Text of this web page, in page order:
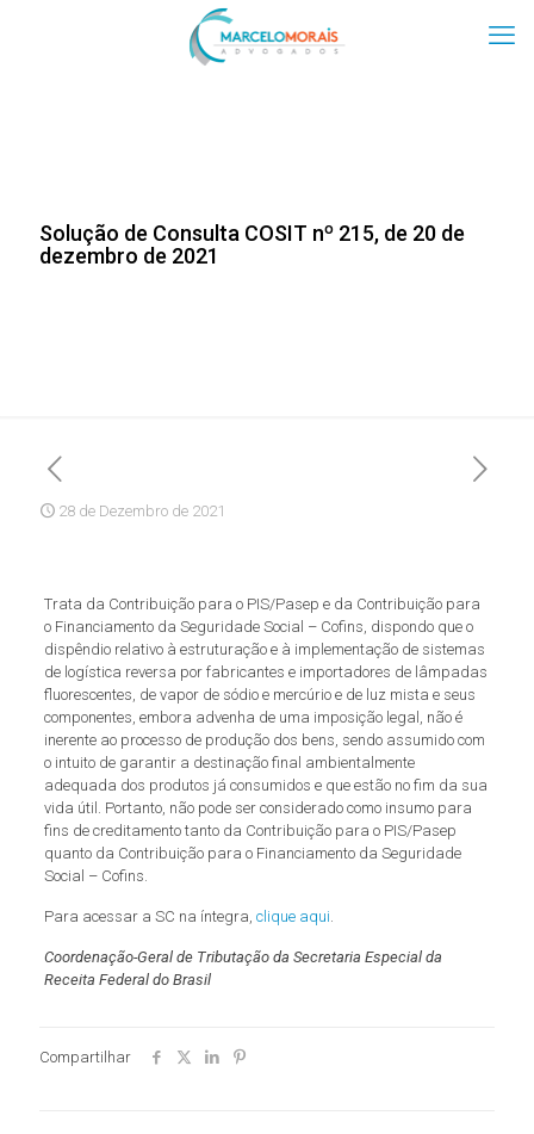
Solução de Consulta COSIT nº 215, de 20 de
dezembro de 2021
28 de Dezembro de 2021
Trata da Contribuição para o PIS/Pasep e da Contribuição para
o Financiamento da Seguridade Social – Cofins, dispondo que o
dispêndio relativo à estruturação e à implementação de sistemas
de logística reversa por fabricantes e importadores de lâmpadas
fluorescentes, de vapor de sódio e mercúrio e de luz mista e seus
componentes, embora advenha de uma imposição legal, não é
inerente ao processo de produção dos bens, sendo assumido com
o intuito de garantir a destinação final ambientalmente
adequada dos produtos já consumidos e que estão no fim da sua
vida útil. Portanto, não pode ser considerado como insumo para
fins de creditamento tanto da Contribuição para o PIS/Pasep
quanto da Contribuição para o Financiamento da Seguridade
Social – Cofins.
Para acessar a SC na íntegra, clique aqui.
Coordenação-Geral de Tributação da Secretaria Especial da
Receita Federal do Brasil
Compartilhar